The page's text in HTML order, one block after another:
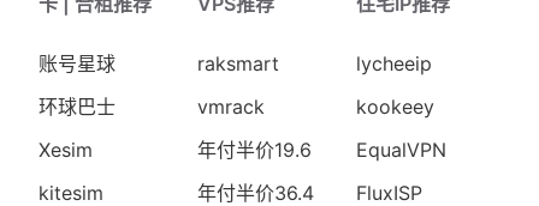
账号星球
环球巴士
Xesim
kitesim
raksmart
vmrack
年付半价19.6
年付半价36.4
lycheeip
kookeey
EqualVPN
FluxISP